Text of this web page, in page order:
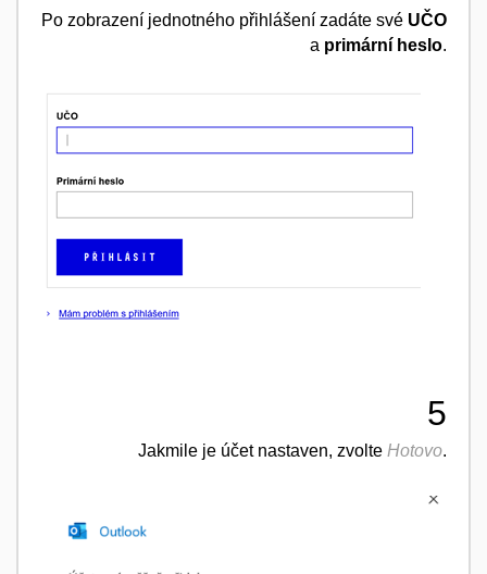
Po zobrazení jednotného přihlášení zadáte své UČO
a primární heslo.
5
Jakmile je účet nastaven, zvolte Hotovo.